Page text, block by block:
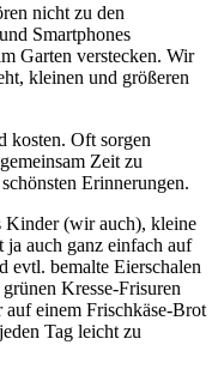
nicht zu den
Smartphones
Garten verstecken. Wir
kleinen und größeren
kosten. Oft sorgen
Zeit zu
Erinnerungen.
Kinder (wir auch), kleine
ja auch ganz einfach auf
evtl. bemalte Eierschalen
Kresse-Frisuren
auf einem Frischkäse-Brot
Tag leicht zu